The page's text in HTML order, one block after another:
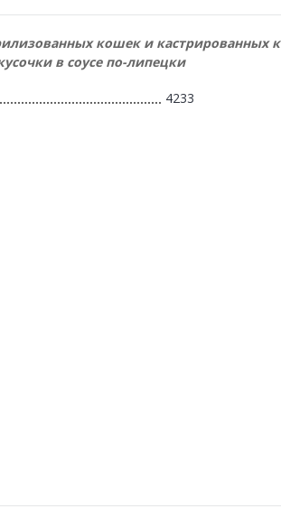
кошек и кастрированных
в соусе по-липецки
4233